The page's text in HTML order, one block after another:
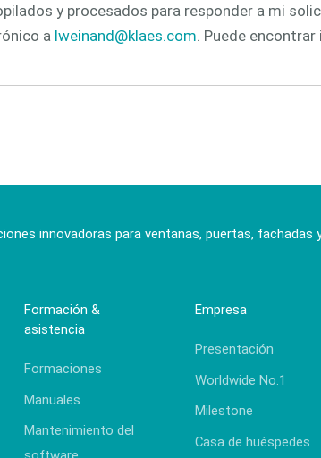
y procesados para responder a mi
a lweinand@klaes.com . Puede
innovadoras para ventanas, puertas, fachadas
Formación &
asistencia
Formaciones
Manuales
Mantenimiento del
Empresa
Presentación
Worldwide No.1
Milestone
Casa de huéspedes